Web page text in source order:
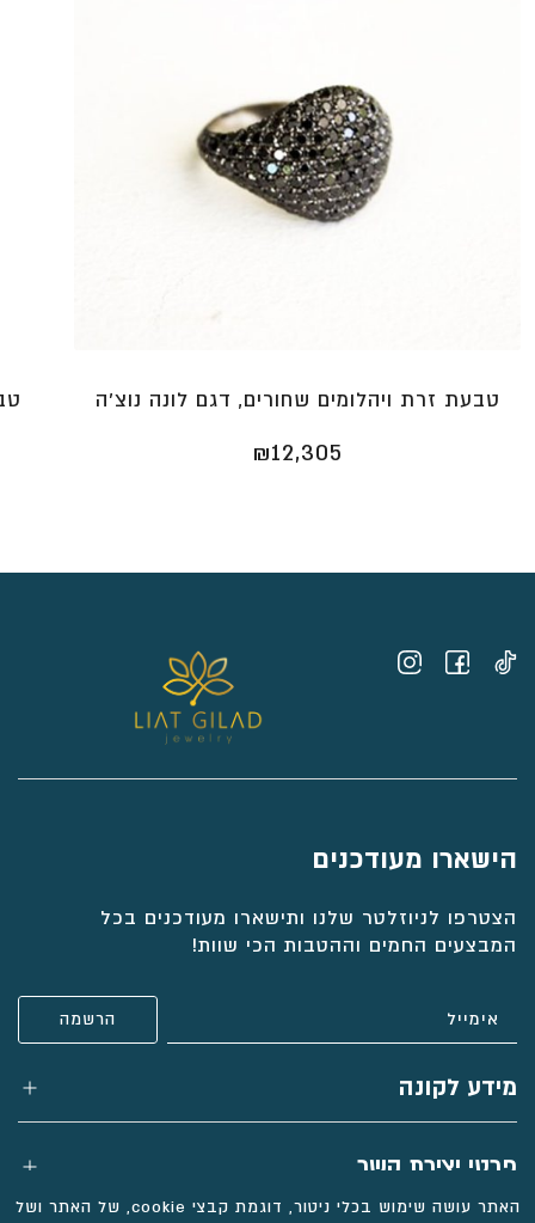
טבעת זרת ויהלומים שחורים, דגם לונה נוצ’ה
₪12,305
טבעת יהלומים מלאה, טבעת איטרנטי דקה
₪3,991
דגם דיקלה
₪7,612
טבעת זהב רחבה לחריטת שם, דגם מיכאל
₪4,550
הישארו מעודכנים
הצטרפו לניוזלטר שלנו ותישארו מעודכנים בכל
המבצעים החמים וההטבות הכי שוות!
מידע לקונה
פרטי יצירת קשר
האתר עושה שימוש בכלי ניטור, דוגמת קבצי cookie, של האתר ושל